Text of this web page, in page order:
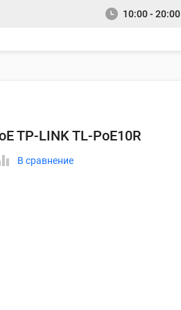
10:00 - 20:00
TP-LINK TL-PoE10R
В сравнение